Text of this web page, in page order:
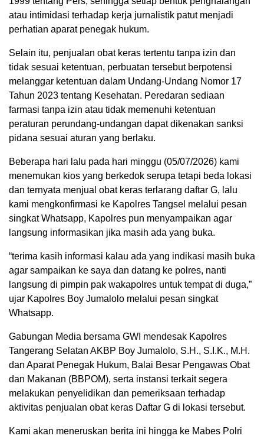
atau intimidasi terhadap kerja jurnalistik patut menjadi
perhatian aparat penegak hukum.
Selain itu, penjualan obat keras tertentu tanpa izin dan
tidak sesuai ketentuan, perbuatan tersebut berpotensi
melanggar ketentuan dalam Undang-Undang Nomor 17
Tahun 2023 tentang Kesehatan. Peredaran sediaan
farmasi tanpa izin atau tidak memenuhi ketentuan
peraturan perundang-undangan dapat dikenakan sanksi
pidana sesuai aturan yang berlaku.
Beberapa hari lalu pada hari minggu (05/07/2026) kami
menemukan kios yang berkedok serupa tetapi beda lokasi
dan ternyata menjual obat keras terlarang daftar G, lalu
kami mengkonfirmasi ke Kapolres Tangsel melalui pesan
singkat Whatsapp, Kapolres pun menyampaikan agar
langsung informasikan jika masih ada yang buka.
“terima kasih informasi kalau ada yang indikasi masih buka
agar sampaikan ke saya dan datang ke polres, nanti
langsung di pimpin pak wakapolres untuk tempat di duga,”
ujar Kapolres Boy Jumalolo melalui pesan singkat
Whatsapp.
Gabungan Media bersama GWI mendesak Kapolres
Tangerang Selatan AKBP Boy Jumalolo, S.H., S.I.K., M.H.
dan Aparat Penegak Hukum, Balai Besar Pengawas Obat
dan Makanan (BBPOM), serta instansi terkait segera
melakukan penyelidikan dan pemeriksaan terhadap
aktivitas penjualan obat keras Daftar G di lokasi tersebut.
Kami akan meneruskan berita ini hingga ke Mabes Polri